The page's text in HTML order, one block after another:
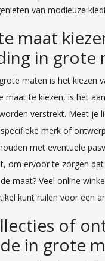
van modieuze
maat
in grote
maten is het kiezen
te kiezen, is het
verstrekt. Meet je
merk of
met eventuele
om ervoor te zorgen
maat? Veel online
kunt ruilen voor een
of
in grote